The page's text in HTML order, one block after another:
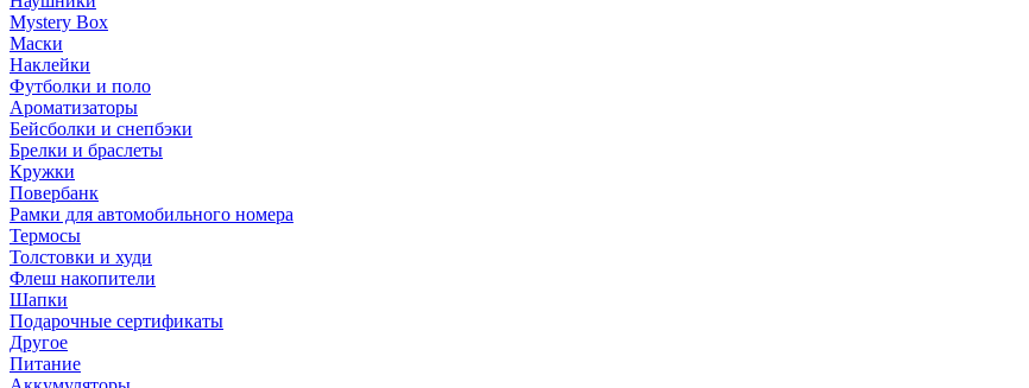
Mystery Box
Маски
Наклейки
Футболки и поло
Ароматизаторы
Бейсболки и снепбэки
Брелки и браслеты
Кружки
Повербанк
Рамки для автомобильного номера
Термосы
Толстовки и худи
Флеш накопители
Шапки
Подарочные сертификаты
Другое
Питание